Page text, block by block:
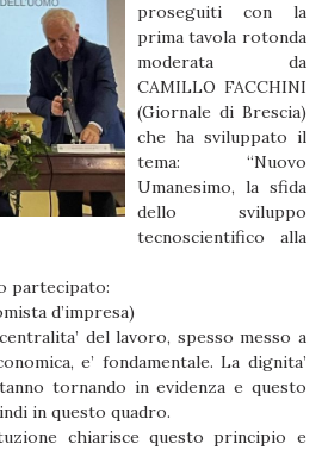
proseguiti con la
prima tavola rotonda
moderata da
CAMILLO FACCHINI
(Giornale di Brescia)
che ha sviluppato il
tema: “Nuovo
Umanesimo, la sfida
dello sviluppo
tecnoscientifico alla
partecipato:
d’impresa)
del lavoro, spesso messo a
e’ fondamentale. La dignita’
tornando in evidenza e questo
in questo quadro.
chiarisce questo principio e